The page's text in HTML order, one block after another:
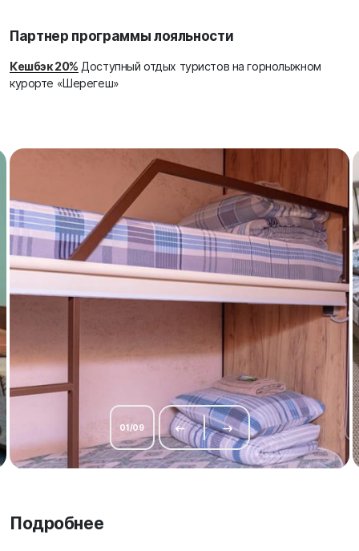
Партнер программы лояльности
Кешбэк 20% Доступный отдых туристов на горнолыжном
курорте «Шерегеш»
01/09
Подробнее